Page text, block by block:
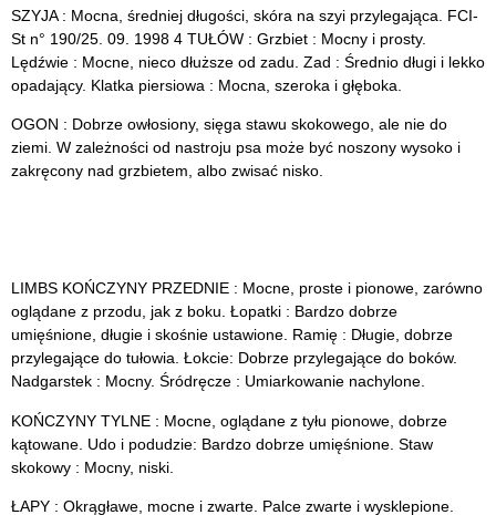
SZYJA : Mocna, średniej długości, skóra na szyi przylegająca. FCI-
St n° 190/25. 09. 1998 4 TUŁÓW : Grzbiet : Mocny i prosty.
Lędźwie : Mocne, nieco dłuższe od zadu. Zad : Średnio długi i lekko
opadający. Klatka piersiowa : Mocna, szeroka i głęboka.
OGON : Dobrze owłosiony, sięga stawu skokowego, ale nie do
ziemi. W zależności od nastroju psa może być noszony wysoko i
zakręcony nad grzbietem, albo zwisać nisko.
LIMBS KOŃCZYNY PRZEDNIE : Mocne, proste i pionowe, zarówno
oglądane z przodu, jak z boku. Łopatki : Bardzo dobrze
umięśnione, długie i skośnie ustawione. Ramię : Długie, dobrze
przylegające do tułowia. Łokcie: Dobrze przylegające do boków.
Nadgarstek : Mocny. Śródręcze : Umiarkowanie nachylone.
KOŃCZYNY TYLNE : Mocne, oglądane z tyłu pionowe, dobrze
kątowane. Udo i podudzie: Bardzo dobrze umięśnione. Staw
skokowy : Mocny, niski.
ŁAPY : Okrągławe, mocne i zwarte. Palce zwarte i wysklepione.